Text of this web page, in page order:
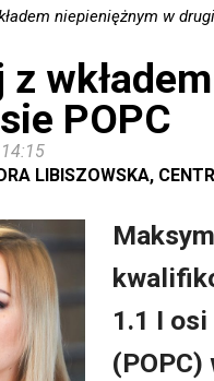
niepieniężnym w
POPC
LIBISZOWSKA,
1.1 I